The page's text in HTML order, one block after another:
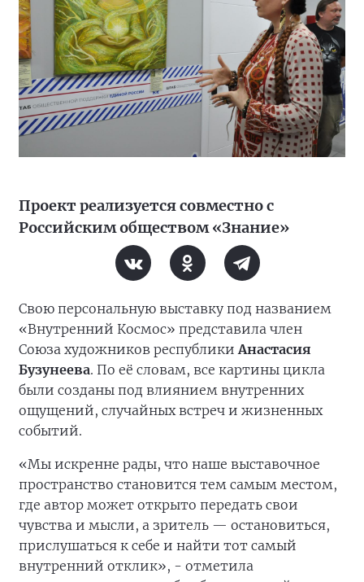
Проект реализуется совместно с
Российским обществом «Знание»
Свою персональную выставку под названием
«Внутренний Космос» представила член
Союза художников республики Анастасия
Бузунеева. По её словам, все картины цикла
были созданы под влиянием внутренних
ощущений, случайных встреч и жизненных
событий.
«Мы искренне рады, что наше выставочное
пространство становится тем самым местом,
где автор может открыто передать свои
чувства и мысли, а зритель — остановиться,
прислушаться к себе и найти тот самый
внутренний отклик», - отметила